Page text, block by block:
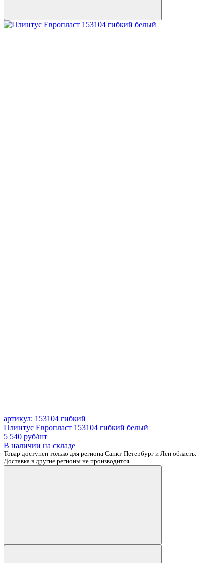
артикул: 153104 гибкий
Плинтус Европласт 153104 гибкий белый
5 540 руб/шт
В наличии на складе
Товар доступен только для региона Санкт-Петербург и Лен область.
Доставка в другие регионы не производится.